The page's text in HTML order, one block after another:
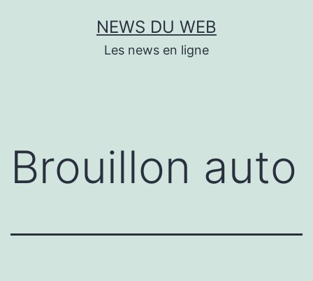
NEWS DU WEB
Les news en ligne
Brouillon auto